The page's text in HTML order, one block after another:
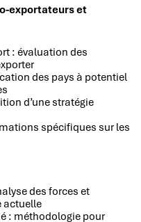
exportateurs et
: évaluation des
des pays à potentiel
d’une stratégie
spécifiques sur les
des forces et
actuelle
: méthodologie pour